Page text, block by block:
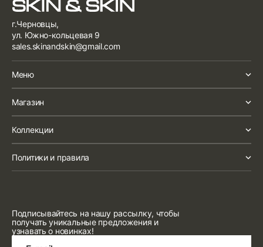
г.Черновцы,
ул. Южно-кольцевая 9
sales.skinandskin@gmail.com
Меню
Магазин
Коллекции
Политики и правила
Подписывайтесь на нашу рассылку, чтобы
получать уникальные предложения и
узнавать о новинках!